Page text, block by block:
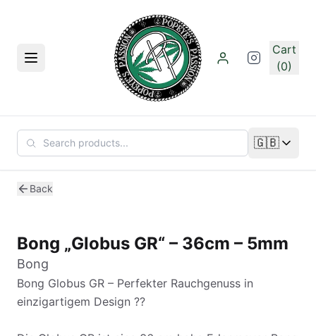
Menu
Cart
(0)
🇬🇧
Change
Back
Bong „Globus GR“ – 36cm – 5mm
Bong
Bong Globus GR – Perfekter Rauchgenuss in
einzigartigem Design ??